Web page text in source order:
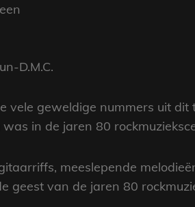
D.M.C.
vele geweldige nummers uit
in de jaren 80
meeslepende
geest van de jaren 80